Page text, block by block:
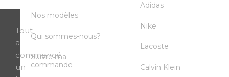
Tout
a
commencé
un
Nos modèles
Qui sommes-nous?
Suivre ma
commande
Adidas
Nike
Lacoste
Calvin Klein